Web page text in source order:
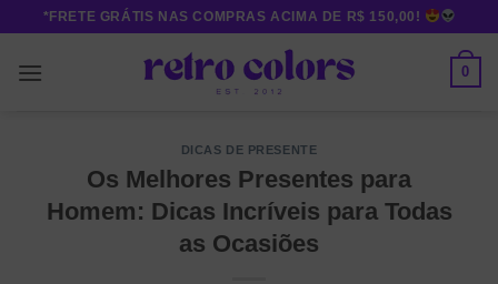
content
*FRETE GRÁTIS NAS COMPRAS ACIMA DE R$ 150,00!
0
DICAS DE PRESENTE
Os Melhores Presentes para
Homem: Dicas Incríveis para Todas
as Ocasiões